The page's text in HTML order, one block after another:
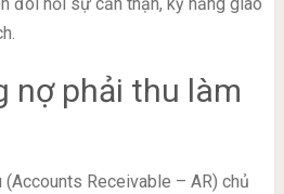
nợ phải thu làm
(Accounts Receivable – AR) chủ